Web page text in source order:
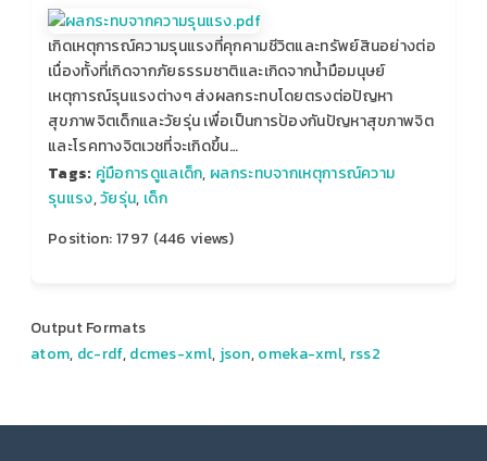
เกิดเหตุการณ์ความรุนแรงที่คุกคามชีวิตและทรัพย์สินอย่างต่อ
เนื่องทั้งที่เกิดจากภัยธรรมชาติและเกิดจากน้ำมือมนุษย์
เหตุการณ์รุนแรงต่างๆ ส่งผลกระทบโดยตรงต่อปัญหา
สุขภาพจิตเด็กและวัยรุ่น เพื่อเป็นการป้องกันปัญหาสุขภาพจิต
และโรคทางจิตเวชที่จะเกิดขึ้น…
Tags: คู่มือการดูแลเด็ก, ผลกระทบจากเหตุการณ์ความ
รุนแรง,วัยรุ่น, เด็ก
Position:1797 (446 views)
Output Formats
atom, dc-rdf,dcmes-xml, json,omeka-xml, rss2